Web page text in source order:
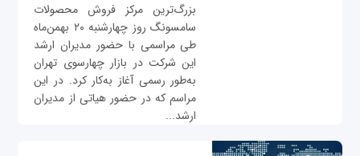
بزرگ‌ترین مرکز فروش محصولات
سامسونگ روز چهارشنبه ۲۰ بهمن‌ماه
طی مراسمی با حضور مدیران ارشد
این شرکت در بازار چهارسوی تهران
به‌طور رسمی آغاز به‌کار کرد. در این
مراسم که در حضور هیاتی از مدیران
ارشد...